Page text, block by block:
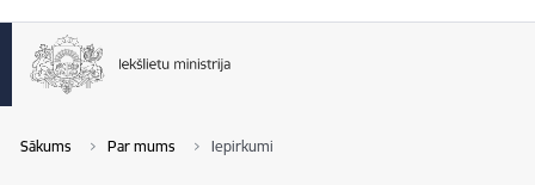
Sākums Par mums Iepirkumi